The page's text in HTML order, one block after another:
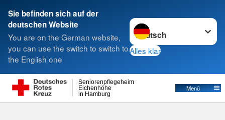
Sie befinden sich auf der
deutschen Website
You are on the German website,
you can use the switch to switch to
the English one
Sprache wechseln zu
Alles klar
in Hamburg
Eichenhöhe
Seniorenpflegeheim
Menü
Suche